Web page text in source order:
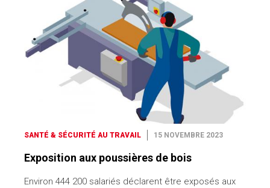
SANTÉ & SÉCURITÉ AU TRAVAIL 15 NOVEMBRE 2023
Exposition aux poussières de bois
Environ 444 200 salariés déclarent être exposés aux